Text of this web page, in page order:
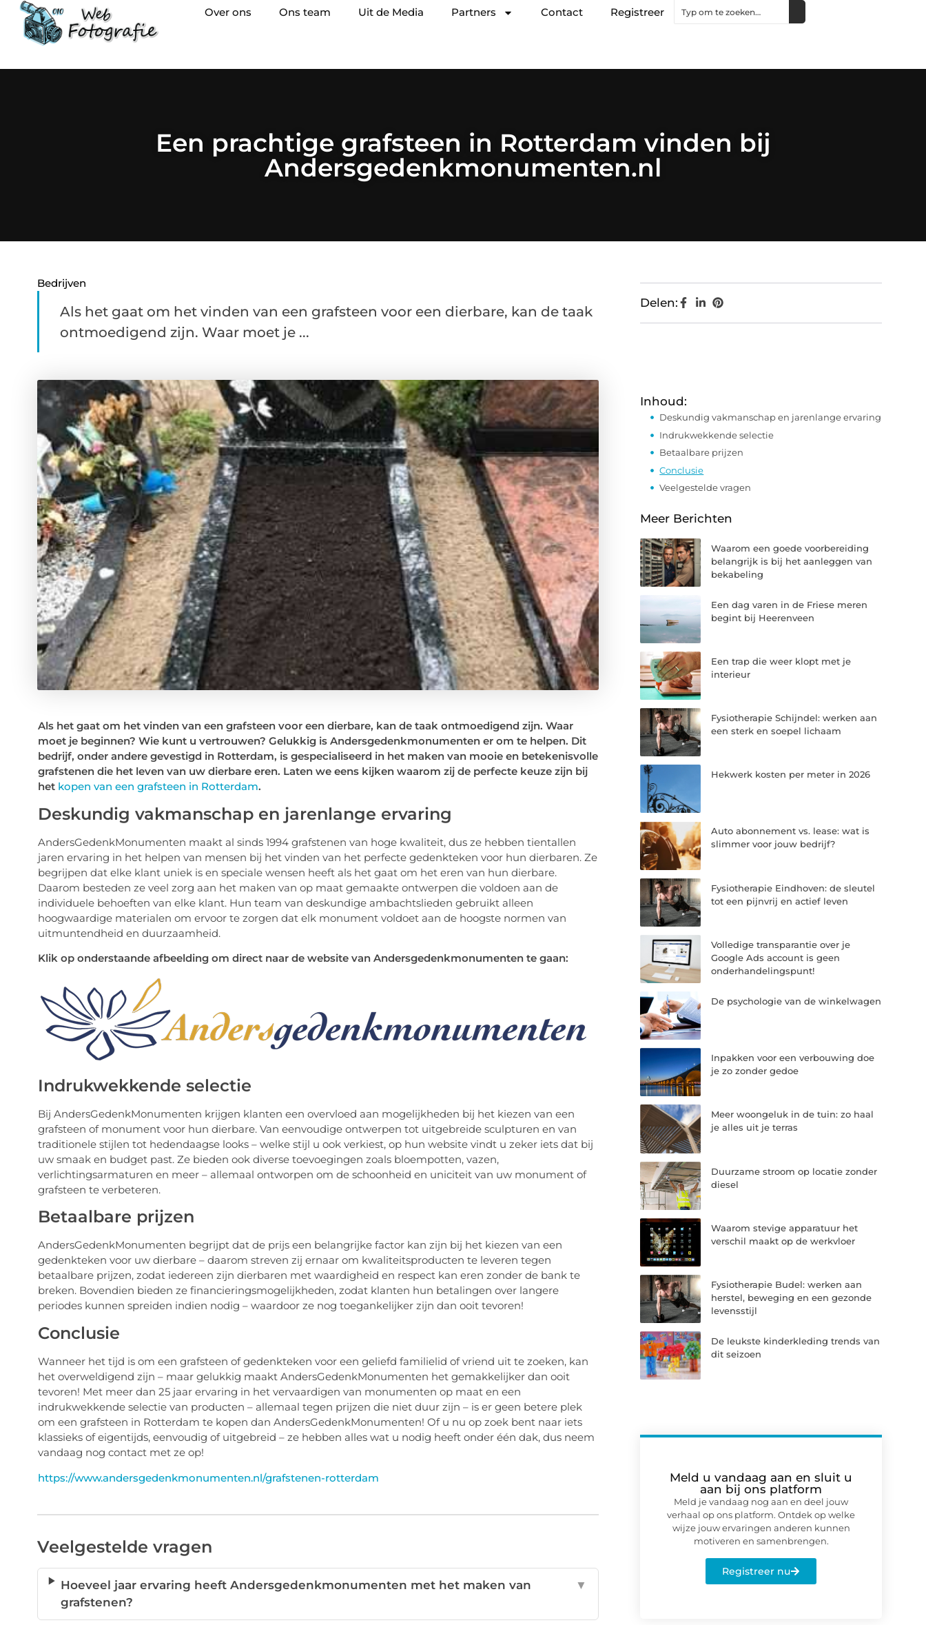
Over ons Ons team Uit de Media Partners Contact Registreer
Een prachtige grafsteen in Rotterdam vinden bij
Andersgedenkmonumenten.nl
Bedrijven
Als het gaat om het vinden van een grafsteen voor een dierbare, kan de taak
ontmoedigend zijn. Waar moet je ...
Als het gaat om het vinden van een grafsteen voor een dierbare, kan de taak ontmoedigend zijn. Waar
moet je beginnen? Wie kunt u vertrouwen? Gelukkig is Andersgedenkmonumenten er om te helpen. Dit
bedrijf, onder andere gevestigd in Rotterdam, is gespecialiseerd in het maken van mooie en betekenisvolle
grafstenen die het leven van uw dierbare eren. Laten we eens kijken waarom zij de perfecte keuze zijn bij
het kopen van een grafsteen in Rotterdam.
Deskundig vakmanschap en jarenlange ervaring
AndersGedenkMonumenten maakt al sinds 1994 grafstenen van hoge kwaliteit, dus ze hebben tientallen
jaren ervaring in het helpen van mensen bij het vinden van het perfecte gedenkteken voor hun dierbaren. Ze
begrijpen dat elke klant uniek is en speciale wensen heeft als het gaat om het eren van hun dierbare.
Daarom besteden ze veel zorg aan het maken van op maat gemaakte ontwerpen die voldoen aan de
individuele behoeften van elke klant. Hun team van deskundige ambachtslieden gebruikt alleen
hoogwaardige materialen om ervoor te zorgen dat elk monument voldoet aan de hoogste normen van
uitmuntendheid en duurzaamheid.
Klik op onderstaande afbeelding om direct naar de website van Andersgedenkmonumenten te gaan:
Indrukwekkende selectie
Bij AndersGedenkMonumenten krijgen klanten een overvloed aan mogelijkheden bij het kiezen van een
grafsteen of monument voor hun dierbare. Van eenvoudige ontwerpen tot uitgebreide sculpturen en van
traditionele stijlen tot hedendaagse looks – welke stijl u ook verkiest, op hun website vindt u zeker iets dat bij
uw smaak en budget past. Ze bieden ook diverse toevoegingen zoals bloempotten, vazen,
verlichtingsarmaturen en meer – allemaal ontworpen om de schoonheid en uniciteit van uw monument of
grafsteen te verbeteren.
Betaalbare prijzen
AndersGedenkMonumenten begrijpt dat de prijs een belangrijke factor kan zijn bij het kiezen van een
gedenkteken voor uw dierbare – daarom streven zij ernaar om kwaliteitsproducten te leveren tegen
betaalbare prijzen, zodat iedereen zijn dierbaren met waardigheid en respect kan eren zonder de bank te
breken. Bovendien bieden ze financieringsmogelijkheden, zodat klanten hun betalingen over langere
periodes kunnen spreiden indien nodig – waardoor ze nog toegankelijker zijn dan ooit tevoren!
Conclusie
Wanneer het tijd is om een grafsteen of gedenkteken voor een geliefd familielid of vriend uit te zoeken, kan
het overweldigend zijn – maar gelukkig maakt AndersGedenkMonumenten het gemakkelijker dan ooit
tevoren! Met meer dan 25 jaar ervaring in het vervaardigen van monumenten op maat en een
indrukwekkende selectie van producten – allemaal tegen prijzen die niet duur zijn – is er geen betere plek
om een grafsteen in Rotterdam te kopen dan AndersGedenkMonumenten! Of u nu op zoek bent naar iets
klassieks of eigentijds, eenvoudig of uitgebreid – ze hebben alles wat u nodig heeft onder één dak, dus neem
vandaag nog contact met ze op!
https://www.andersgedenkmonumenten.nl/grafstenen-rotterdam
Veelgestelde vragen
Hoeveel jaar ervaring heeft Andersgedenkmonumenten met het maken van
grafstenen?
▼
Delen:
Inhoud:
Deskundig vakmanschap en jarenlange ervaring
Indrukwekkende selectie
Betaalbare prijzen
Conclusie
Veelgestelde vragen
Meer Berichten
Waarom een goede voorbereiding
belangrijk is bij het aanleggen van
bekabeling
Een dag varen in de Friese meren
begint bij Heerenveen
Een trap die weer klopt met je
interieur
Fysiotherapie Schijndel: werken aan
een sterk en soepel lichaam
Hekwerk kosten per meter in 2026
Auto abonnement vs. lease: wat is
slimmer voor jouw bedrijf?
Fysiotherapie Eindhoven: de sleutel
tot een pijnvrij en actief leven
Volledige transparantie over je
Google Ads account is geen
onderhandelingspunt!
De psychologie van de winkelwagen
Inpakken voor een verbouwing doe
je zo zonder gedoe
Meer woongeluk in de tuin: zo haal
je alles uit je terras
Duurzame stroom op locatie zonder
diesel
Waarom stevige apparatuur het
verschil maakt op de werkvloer
Fysiotherapie Budel: werken aan
herstel, beweging en een gezonde
levensstijl
De leukste kinderkleding trends van
dit seizoen
Meld u vandaag aan en sluit u
aan bij ons platform
Meld je vandaag nog aan en deel jouw
verhaal op ons platform. Ontdek op welke
wijze jouw ervaringen anderen kunnen
motiveren en samenbrengen.
Registreer nu